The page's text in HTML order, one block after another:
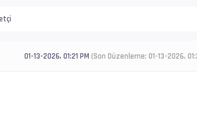
01-13-2026, 01:21 PM (Son Düzenleme: 01-13-2026,